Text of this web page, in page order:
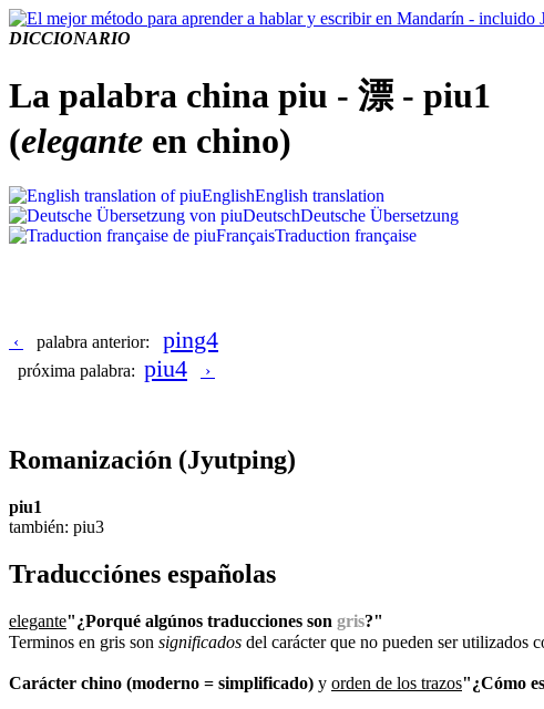
DICCIONARIO
La palabra china piu - 漂 - piu1
(elegante en chino)
EnglishEnglish translation
DeutschDeutsche Übersetzung
FrançaisTraduction française
‹ palabra anterior: ping4
próxima palabra: piu4 ›
Romanización (Jyutping)
piu1
también: piu3
Traducciónes españolas
elegante"¿Porqué algúnos traducciones son gris?"
Terminos en gris son significados del carácter que no pueden ser utilizados
Carácter chino (moderno = simplificado) y orden de los trazos"¿Cómo